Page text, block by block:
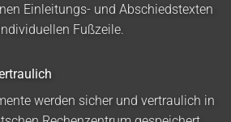
Einleitungs- und Abschiedstexten
Fußzeile.
werden sicher und vertraulich in